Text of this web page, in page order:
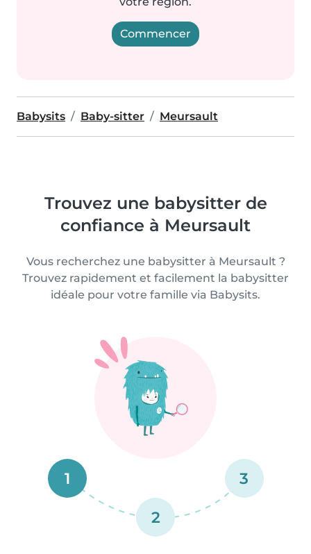
Commencer
Babysits Baby-sitter Meursault
Trouvez une babysitter de
confiance à Meursault
Vous recherchez une babysitter à Meursault ?
Trouvez rapidement et facilement la babysitter
idéale pour votre famille via Babysits.
1
2
3